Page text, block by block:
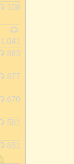
108
1.041
863
877
670
581
851